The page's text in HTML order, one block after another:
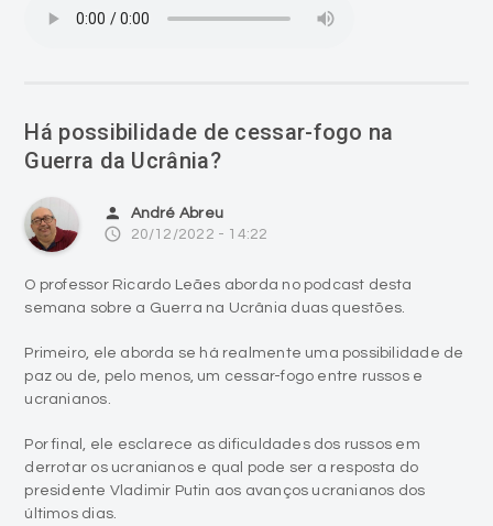
Há possibilidade de cessar-fogo na
Guerra da Ucrânia?
person André Abreu
access_time 20/12/2022 - 14:22
O professor Ricardo Leães aborda no podcast desta
semana sobre a Guerra na Ucrânia duas questões.
Primeiro, ele aborda se há realmente uma possibilidade de
paz ou de, pelo menos, um cessar-fogo entre russos e
ucranianos.
Por final, ele esclarece as dificuldades dos russos em
derrotar os ucranianos e qual pode ser a resposta do
presidente Vladimir Putin aos avanços ucranianos dos
últimos dias.